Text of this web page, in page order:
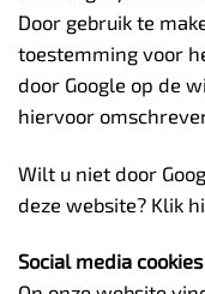
Door gebruik te
toestemming voor
door Google op de
hiervoor
Wilt u niet door
deze website? Klik
Social media cookies